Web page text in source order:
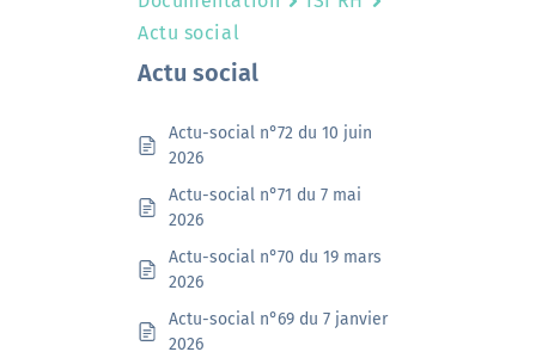
Actu social
Actu social
Actu-social n°72 du 10 juin
2026
Actu-social n°71 du 7 mai
2026
Actu-social n°70 du 19 mars
2026
Actu-social n°69 du 7 janvier
2026